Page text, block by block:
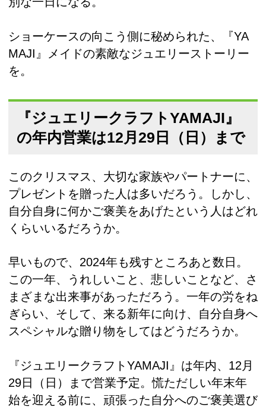
ショーケースの向こう側に秘められた、『YA
MAJI』メイドの素敵なジュエリーストーリー
を。
『ジュエリークラフトYAMAJI』
の年内営業は12月29日（日）まで
このクリスマス、大切な家族やパートナーに、
プレゼントを贈った人は多いだろう。しかし、
自分自身に何かご褒美をあげたという人はどれ
くらいいるだろうか。
早いもので、2024年も残すところあと数日。
この一年、うれしいこと、悲しいことなど、さ
まざまな出来事があっただろう。一年の労をね
ぎらい、そして、来る新年に向け、自分自身へ
スペシャルな贈り物をしてはどうだろうか。
『ジュエリークラフトYAMAJI』は年内、12月
29日（日）まで営業予定。慌ただしい年末年
始を迎える前に、頑張った自分へのご褒美選び